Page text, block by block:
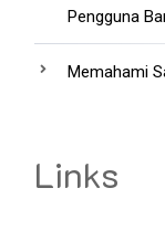
Pengguna
Memahami
Links